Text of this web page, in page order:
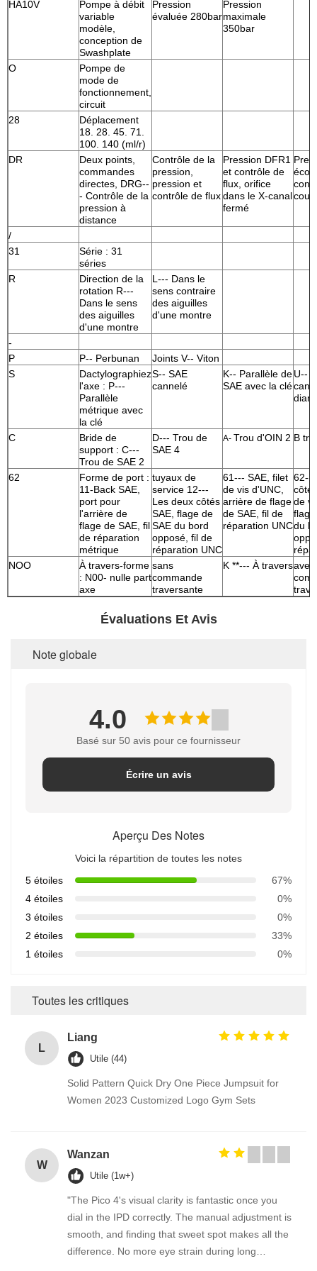
HA10V
Pompe à débit
variable
modèle,
conception de
Swashplate
Pression
évaluée 280bar
Pression
maximale
350bar
O
Pompe de
mode de
fonctionnement,
circuit
28
Déplacement
18. 28. 45. 71.
100. 140 (ml/r)
DR
Deux points,
commandes
directes, DRG--
- Contrôle de la
pression à
distance
Contrôle de la
pression,
pression et
contrôle de flux
Pression DFR1
et contrôle de
flux, orifice
dans le X-canal
fermé
/
31
Série : 31
séries
R
Direction de la
rotation R---
Dans le sens
des aiguilles
d'une montre
L--- Dans le
sens contraire
des aiguilles
d'une montre
-
P
P-- Perbunan
Joints V-- Viton
S
Dactylographiez
l'axe : P---
Parallèle
métrique avec
la clé
S-- SAE
cannelé
K-- Parallèle de
SAE avec la clé
U--
C
Bride de
support : C---
Trou de SAE 2
D--- Trou de
SAE 4
A- Trou d'OIN 2 B
62
Forme de port :
11-Back SAE,
port pour
l'arrière de
flage de SAE, fil
de réparation
métrique
tuyaux de
service 12---
Les deux côtés
SAE, flage de
SAE du bord
opposé, fil de
réparation UNC
61--- SAE, filet
de vis d'UNC,
arrière de flage
de SAE, fil de
réparation UNC
de
du
NOO
À travers-forme
: N00- nulle part
axe
sans
commande
traversante
K **--- À traversavec
Évaluations Et Avis
Note globale
4.0
Basé sur 50 avis pour ce fournisseur
Écrire un avis
Aperçu Des Notes
Voici la répartition de toutes les notes
5 étoiles
67%
4 étoiles
0%
3 étoiles
0%
2 étoiles
33%
1 étoiles
0%
Toutes les critiques
L
Liang
Utile (44)
Solid Pattern Quick Dry One Piece Jumpsuit for
Women 2023 Customized Logo Gym Sets
W
Wanzan
Utile (1w+)
"The Pico 4's visual clarity is fantastic once you
dial in the IPD correctly. The manual adjustment is
smooth, and finding that sweet spot makes all the
difference. No more eye strain during long